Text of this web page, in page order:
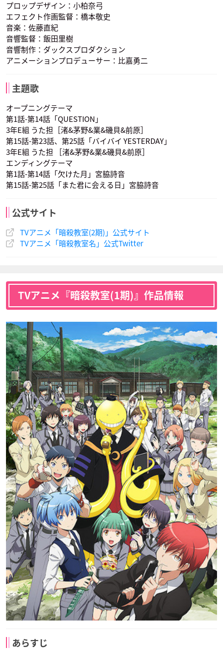
山谷祥生
杉野友人
水島大宙
竹林孝太郎
木村昴
寺坂竜馬
沼倉愛美
中村莉桜
河原木志穂 日野未歩
浅沼晋太郎
前原陽斗
高橋伸也
三村航輝
はらさわ晃綺
村松拓哉
諏訪彩花
矢田桃花
下妻由幸
吉田大成
藤田咲
律（自律思考固定砲
台）
緒方恵美
堀部イトナ
宮野真守
浅野学秀
島﨑信長
死神
潮田広海
茅野カエデ
声優：洲崎綾
神崎有希子
声優：佐藤聡美
倉橋陽菜乃
声優：金元寿子
潮田渚
声優：渕上舞
杉野友人 竹林孝太郎
寺坂竜馬
声優：木村昴
中村莉桜
声優：沼倉愛美
狭間綺羅々
声優：斎藤楓子
速水凛香
声優：河原木志穂
原寿美鈴
声優：日野未歩
不破優月
声優：植田佳奈
前原陽斗
声優：浅沼晋太郎
三村航輝
声優：高橋伸也
村松拓哉
声優：はらさわ晃綺
声優：諏訪彩花
プロップデザイン：小柏奈弓
エフェクト作画監督：橋本敬史
音楽：佐藤直紀
音響監督：飯田里樹
音響制作：ダックスプロダクション
アニメーションプロデューサー：比嘉勇二
主題歌
オープニングテーマ
第1話-第14話「QUESTION」
3年E組 うた担［渚&茅野&業&磯貝&前原］
第15話-第23話、第25話「バイバイ YESTERDAY」
3年E組 うた担 ［渚&茅野&業&磯貝&前原］
エンディングテーマ
第1話-第14話「欠けた月」宮脇詩音
第15話-第25話「また君に会える日」宮脇詩音
公式サイト
TVアニメ「暗殺教室(2期)」公式サイト
TVアニメ「暗殺教室名」公式Twitter
TVアニメ『暗殺教室(1期)』作品情報
あらすじ